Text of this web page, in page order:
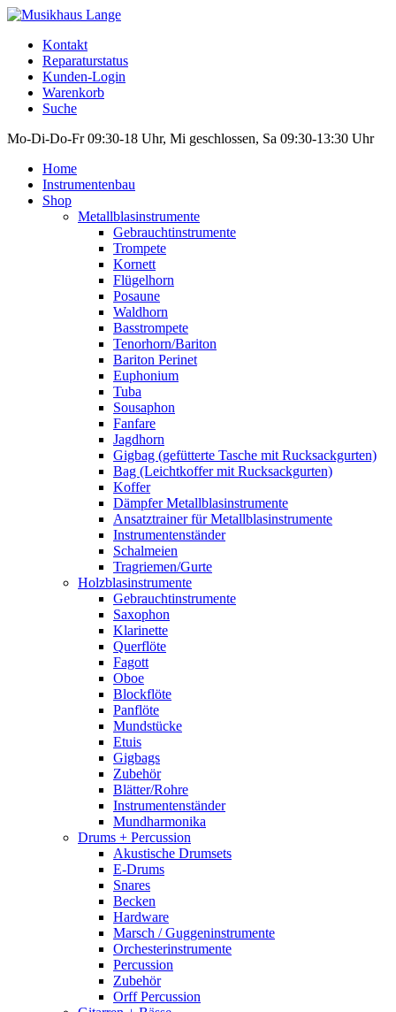
Kontakt
Reparaturstatus
Kunden-Login
Warenkorb
Suche
Mo-Di-Do-Fr 09:30-18 Uhr, Mi geschlossen, Sa 09:30-13:30 Uhr
Home
Instrumentenbau
Shop
Metallblasinstrumente
Gebrauchtinstrumente
Trompete
Kornett
Flügelhorn
Posaune
Waldhorn
Basstrompete
Tenorhorn/Bariton
Bariton Perinet
Euphonium
Tuba
Sousaphon
Fanfare
Jagdhorn
Gigbag (gefütterte Tasche mit Rucksackgurten)
Bag (Leichtkoffer mit Rucksackgurten)
Koffer
Dämpfer Metallblasinstrumente
Ansatztrainer für Metallblasinstrumente
Instrumentenständer
Schalmeien
Tragriemen/Gurte
Holzblasinstrumente
Gebrauchtinstrumente
Saxophon
Klarinette
Querflöte
Fagott
Oboe
Blockflöte
Panflöte
Mundstücke
Etuis
Gigbags
Zubehör
Blätter/Rohre
Instrumentenständer
Mundharmonika
Drums + Percussion
Akustische Drumsets
E-Drums
Snares
Becken
Hardware
Marsch / Guggeninstrumente
Orchesterinstrumente
Percussion
Zubehör
Orff Percussion